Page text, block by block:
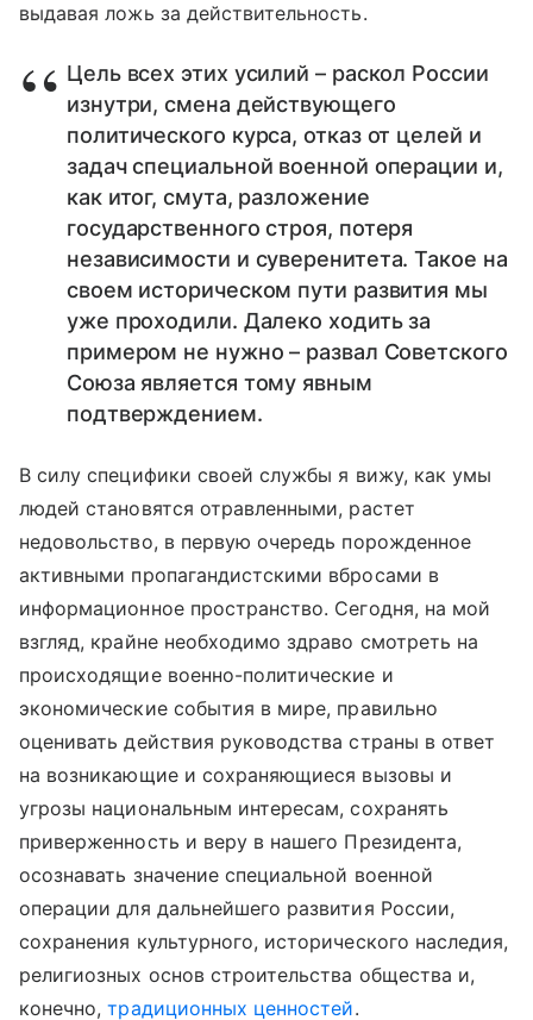
выдавая ложь за действительность.
Цель всех этих усилий – раскол России
изнутри, смена действующего
политического курса, отказ от целей и
задач специальной военной операции и,
как итог, смута, разложение
государственного строя, потеря
независимости и суверенитета. Такое на
своем историческом пути развития мы
уже проходили. Далеко ходить за
примером не нужно – развал Советского
Союза является тому явным
подтверждением.
В силу специфики своей службы я вижу, как умы
людей становятся отравленными, растет
недовольство, в первую очередь порожденное
активными пропагандистскими вбросами в
информационное пространство. Сегодня, на мой
взгляд, крайне необходимо здраво смотреть на
происходящие военно-политические и
экономические события в мире, правильно
оценивать действия руководства страны в ответ
на возникающие и сохраняющиеся вызовы и
угрозы национальным интересам, сохранять
приверженность и веру в нашего Президента,
осознавать значение специальной военной
операции для дальнейшего развития России,
сохранения культурного, исторического наследия,
религиозных основ строительства общества и,
конечно,традиционных ценностей.